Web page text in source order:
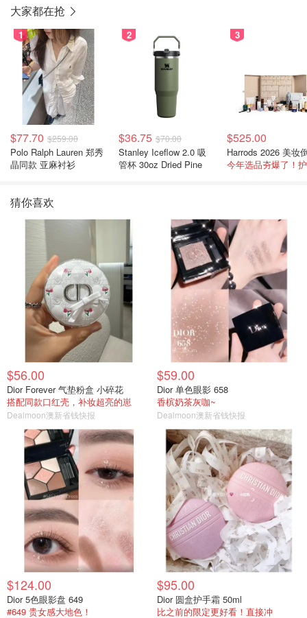
大家都在抢
1
$77.70 $259.00
Polo Ralph Lauren 郑秀
晶同款 亚麻衬衫
2
$36.75 $70.00
Stanley Iceflow 2.0 吸
管杯 30oz Dried Pine
3
$525.00
猜你喜欢
$56.00
Dior Forever 气垫粉盒 小碎花
搭配同款口红壳，补妆超亮的崽
Dealmoon澳新省钱快报
$59.00
Dior 单色眼影 658
香槟奶茶灰咖~
Dealmoon澳新省钱快报
$124.00
Dior 5色眼影盘 649
#649 贵女感大地色！
$95.00
Dior 圆盒护手霜 50ml
比之前的限定更好看！直接冲